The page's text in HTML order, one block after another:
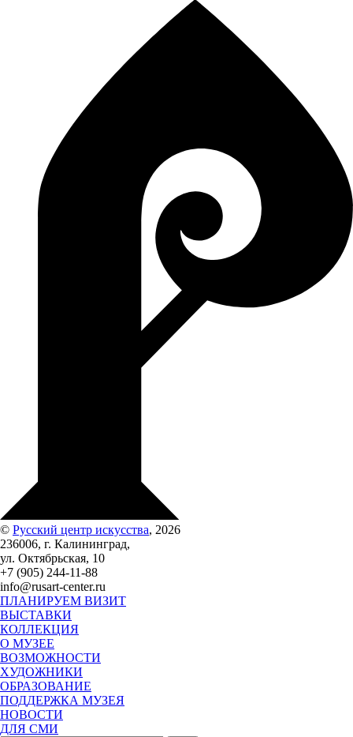
© Русский центр искусства, 2026
236006, г. Калининград,
ул. Октябрьская, 10
+7 (905) 244-11-88
info@rusart-center.ru
ПЛАНИРУЕМ ВИЗИТ
ВЫСТАВКИ
КОЛЛЕКЦИЯ
О МУЗЕЕ
ВОЗМОЖНОСТИ
ХУДОЖНИКИ
ОБРАЗОВАНИЕ
ПОДДЕРЖКА МУЗЕЯ
НОВОСТИ
ДЛЯ СМИ